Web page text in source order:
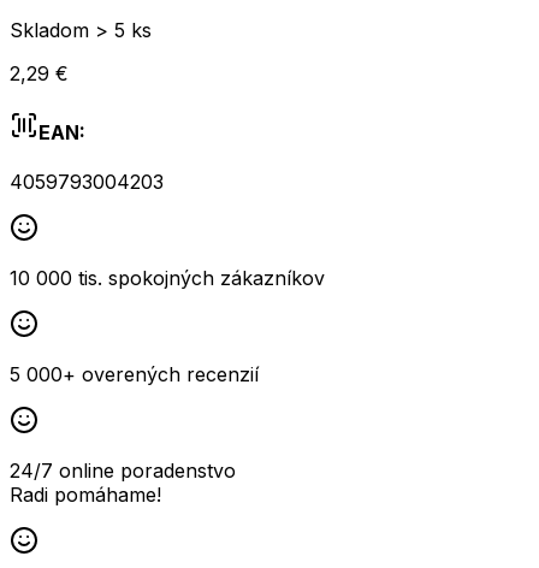
Skladom > 5 ks
2,29 €
EAN:
4059793004203
10 000 tis. spokojných zákazníkov
5 000+ overených recenzií
24/7 online poradenstvo
Radi pomáhame!